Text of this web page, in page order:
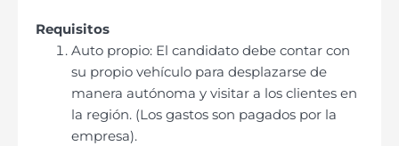
Requisitos
Auto propio: El candidato debe contar con
su propio vehículo para desplazarse de
manera autónoma y visitar a los clientes en
la región. (Los gastos son pagados por la
empresa).